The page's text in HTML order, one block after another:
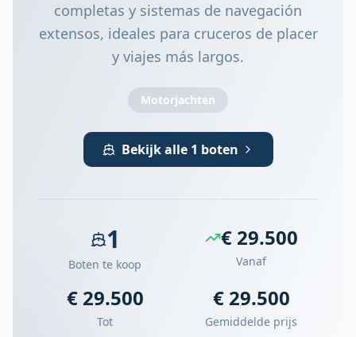
completas y sistemas de navegación
extensos, ideales para cruceros de placer
y viajes más largos.
Motorjachten
Bekijk alle 1 boten
1
Boten te koop
€ 29.500
Vanaf
€ 29.500
Tot
€ 29.500
Gemiddelde prijs